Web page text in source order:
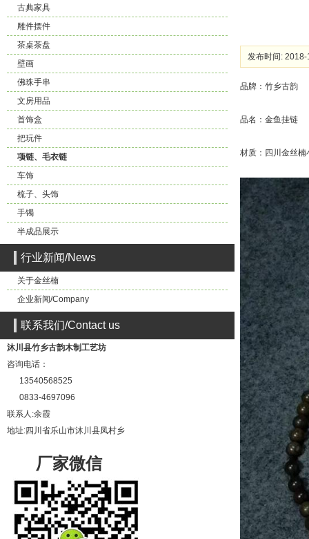
古典家具
雕件摆件
茶桌茶盘
壁画
佛珠手串
文房用品
首饰盒
把玩件
项链、毛衣链
车饰
梳子、头饰
手镯
半成品展示
行业新闻/News
关于金丝楠
企业新闻/Company
联系我们/Contact us
沐川县竹乡古韵木制工艺坊
咨询电话：
13540568525
0833-4697096
联系人:余霞
地址:四川省乐山市沐川县凤村乡
厂家微信
发布时间:
品牌：竹乡古韵
品名：金鱼挂链
材质：四川金丝